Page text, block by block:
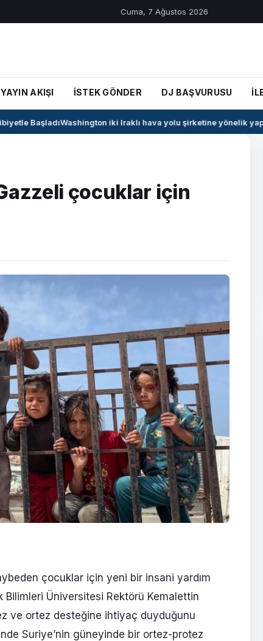
Cuma, 7 Ağustos 2026
YAYIN AKIŞI İSTEK GÖNDER DJ BAŞVURUSU
BaşladıWashington iki Iraklı hava yolu şirketine yönelik
çocuklar için
çocuklar için yeni bir insani yardım
Bilimleri Üniversitesi Rektörü Kemalettin
ve ortez desteğine ihtiyaç duyduğunu
Suriye’nin güneyinde bir ortez-protez